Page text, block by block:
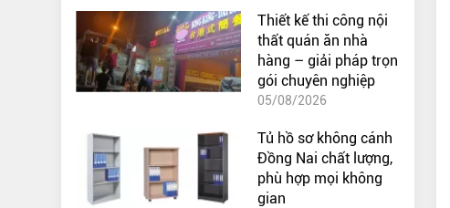
Thiết kế thi công nội
thất quán ăn nhà
hàng – giải pháp trọn
gói chuyên nghiệp
05/08/2026
Tủ hồ sơ không cánh
Đồng Nai chất lượng,
phù hợp mọi không
gian